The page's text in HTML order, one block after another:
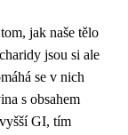
jak naše tělo
jsou si ale
se v nich
s obsahem
GI, tím